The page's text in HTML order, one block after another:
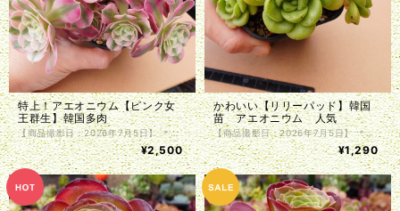
特上！アエオニウム【ピンク女
王群生】韓国多肉
【商品撮影日：2026年7月5日】 ＊韓国仕入れ ＊植物サイズは写真をご参照くださいませ。 ＊商品は抜き苗で植物のみお届け致します。入荷時に根の処理を行っているため、発根前のものや微根のものがございます。カット苗とお考え下さい。 ＊単頭ではない個体につきましては分離してしまう事もございます。植物はお届けまでの間に多少の色の変化・形状の変化がある場合がございます。写真撮影をした植物の現物販売となります。
¥2,500
かわいい【リリーパッド】韓国
苗 アエオニウム 人気
【商品撮影日：2026年7月5日】 ＊韓国仕入れ ＊植物サイズは写真をご参照くださいませ。 ＊商品は抜き苗で植物のみお届け致します。入荷時に根の処理を行っているため、発根前のものや微根のものがございます。カット苗とお考え下さい。 ＊単頭ではない個体につきましては分離してしまう事もございます。植物はお届けまでの間に多少の色の変化・形状の変化がある場合がございます。写真撮影をした植物の現物販売となります。
¥1,290